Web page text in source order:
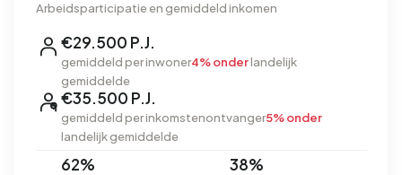
Arbeidsparticipatie en gemiddeld inkomen
€29.500 P.J.
gemiddeld per inwoner4% onderlandelijk
gemiddelde
€35.500 P.J.
gemiddeld per inkomstenontvanger5% onder
landelijk gemiddelde
62% 38%